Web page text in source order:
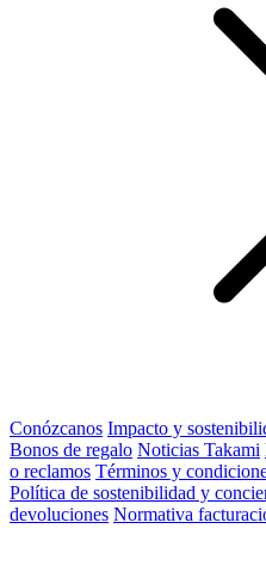
Conózcanos Impacto y
Bonos de regalo Noticias Takami
o reclamos Términos y
Política de sostenibilidad y
devoluciones Normativa